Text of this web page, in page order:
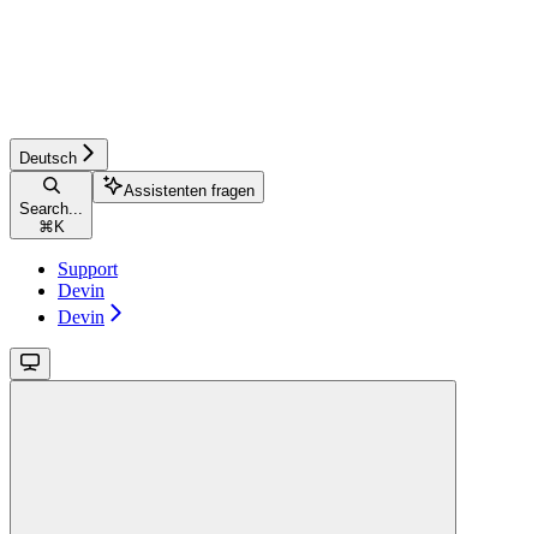
Deutsch
Search...
⌘ K
Assistenten fragen
Support
Devin
Devin